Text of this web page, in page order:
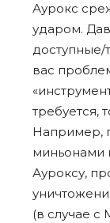
Аурокс
ударом.
доступные/
вас
требуется,
Например,
миньонами
Ауроксу,
(в случае